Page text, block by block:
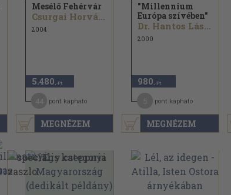
MEGNÉZEM
Mesélő Fehérvár
Csurgai Horváth József...
2004
5.480 ,-Ft
pont kapható
MEGNÉZEM
"Millennium
Európa szívében"
Dr. Hantos László
2000
980 ,-Ft
pont kapható